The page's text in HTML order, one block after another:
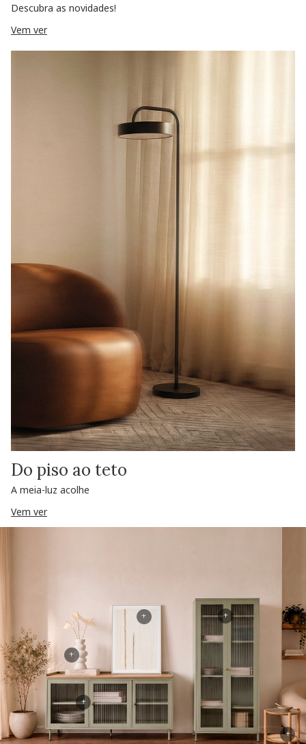
Descubra as novidades!
Vem ver
Do piso ao teto
A meia-luz acolhe
Vem ver
+
+
+
+
+